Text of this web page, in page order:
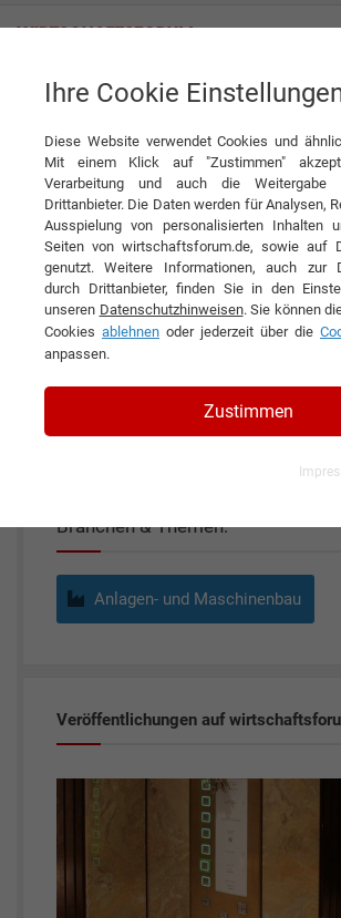
Alois Kasper GmbH Aufzugfabrik
KONTAKT
Alois Kasper GmbH
Aufzugfabrik
Branchen & Themen:
Anlagen- und Maschinenbau
Veröffentlichungen auf
Ihre Cookie
Diese Website verwendet Cookies und
Mit einem Klick auf "Zustimmen"
Verarbeitung und auch die
Drittanbieter. Die Daten werden für Analysen,
Ausspielung von personalisierten Inhalten
Seiten von wirtschaftsforum.de, sowie auf
genutzt. Weitere Informationen, auch zur
durch Drittanbieter, finden Sie in den
unseren Datenschutzhinweisen. Sie können
Cookies ablehnen oder jederzeit über die
anpassen.
Zustimmen